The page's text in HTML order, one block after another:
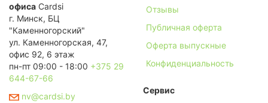
офиса Cardsi
г. Минск, БЦ
"Каменногорский"
ул. Каменногорская, 47,
офис 92, 6 этаж
пн-пт 09:00 - 18:00 +375 29
644-67-66
nv@cardsi.by
Отзывы
Публичная оферта
Оферта выпускные
Конфиденциальность
Сервис